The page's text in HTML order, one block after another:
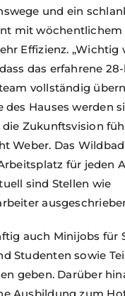
und ein
mit wöchentlichem
Effizienz. „Wichtig
das erfahrene
vollständig
des Hauses werden
Zukunftsvision
Weber. Das
für jeden
sind Stellen wie
auch Minijobs für
Studenten sowie
geben. Darüber